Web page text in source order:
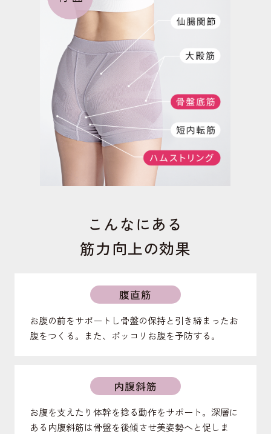
こんなにある
筋力向上の効果
腹直筋
お腹の前をサポートし骨盤の保持と引き締まったお
腹をつくる。また、ポッコリお腹を予防する。
内腹斜筋
お腹を支えたり体幹を捻る動作をサポート。深層に
ある内腹斜筋は骨盤を後傾させ美姿勢へと促しま